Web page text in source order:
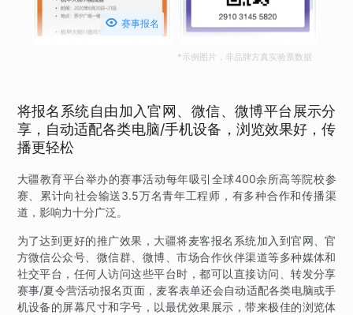
 赛事报名
*示例图片，非品牌方真实验票数据
将报名系统自由加入官网、微信、微博平台展示分
享，自动适配各类电脑/手机设备，浏览效果好，传
播更轻松
大疆教育平台举办的赛事活动每年吸引全球400余所高等院校参
赛、累计向社会输送3.5万名青年工程师，有多种合作和传播渠
道，影响力十分广泛。
为了达到更好的推广效果，大疆将麦客报名系统加入到官网、官
方微信公众号、微信群、微博、市场合作伙伴渠道等多种媒体和
社交平台，任何人访问这些平台时，都可以直接访问、转发分享
赛事/夏令营活动报名页面，麦客表单还会自动适配各类电脑或手
机设备的屏幕尺寸和字号，以最优效果展示，带来极佳的浏览体